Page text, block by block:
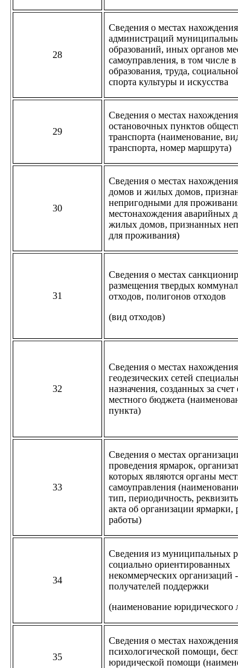
28
Сведения о местах нахождения
администраций
образований, иных органов
самоуправления, в том числе в
образования, труда,
спорта культуры и искусства
29
Сведения о местах нахождения
остановочных пунктов
транспорта (наименование,
транспорта, номер маршрута)
30
Сведения о местах
домов и жилых домов,
непригодными для
местонахождения аварийных
жилых домов, признанных
для проживания)
31
Сведения о местах
размещения твердых
отходов, полигонов отходов
(вид отходов)
32
Сведения о местах
геодезических сетей
назначения, созданных за счет
местного бюджета
пункта)
33
Сведения о местах
проведения ярмарок,
которых являются органы
самоуправления
тип, периодичность,
акта об организации
работы)
34
Сведения из муниципальных
социально ориентированных
некоммерческих организаций -
получателей поддержки
(наименование юридического
35
Сведения о местах
психологической помощи,
юридической помощи